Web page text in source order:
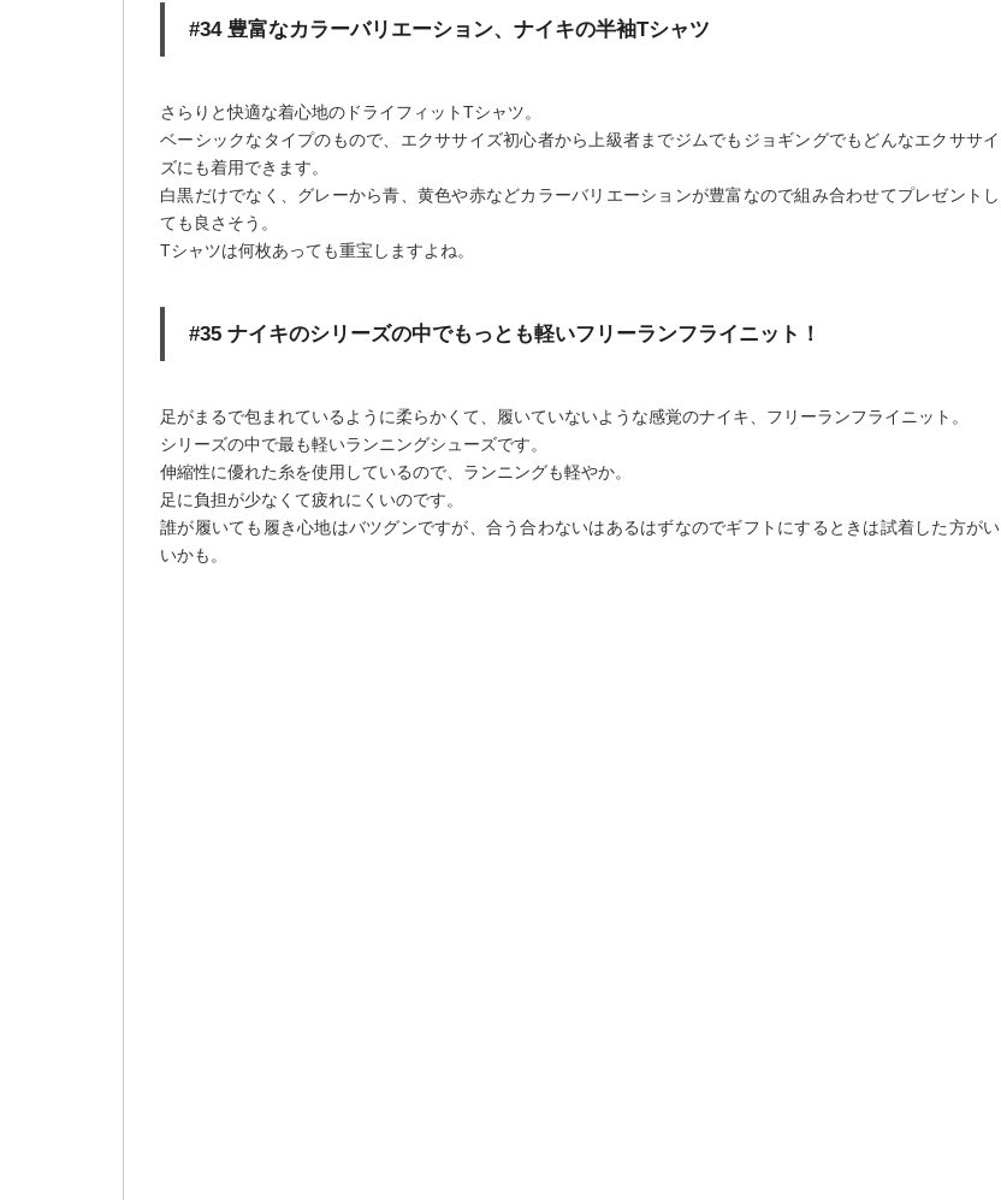
#34 豊富なカラーバリエーション、ナイキの半袖Tシャツ
さらりと快適な着心地のドライフィットTシャツ。
ベーシックなタイプのもので、エクササイズ初心者から上級者までジムでもジョギングでもどんなエクササイ
ズにも着用できます。
白黒だけでなく、グレーから青、黄色や赤などカラーバリエーションが豊富なので組み合わせてプレゼントし
ても良さそう。
Tシャツは何枚あっても重宝しますよね。
#35 ナイキのシリーズの中でもっとも軽いフリーランフライニット！
足がまるで包まれているように柔らかくて、履いていないような感覚のナイキ、フリーランフライニット。
シリーズの中で最も軽いランニングシューズです。
伸縮性に優れた糸を使用しているので、ランニングも軽やか。
足に負担が少なくて疲れにくいのです。
誰が履いても履き心地はバツグンですが、合う合わないはあるはずなのでギフトにするときは試着した方がい
いかも。